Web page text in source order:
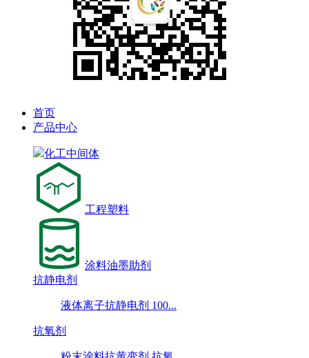
首页
产品中心
化工中间体
工程塑料
涂料油墨助剂
抗静电剂
液体离子抗静电剂 100...
抗氧剂